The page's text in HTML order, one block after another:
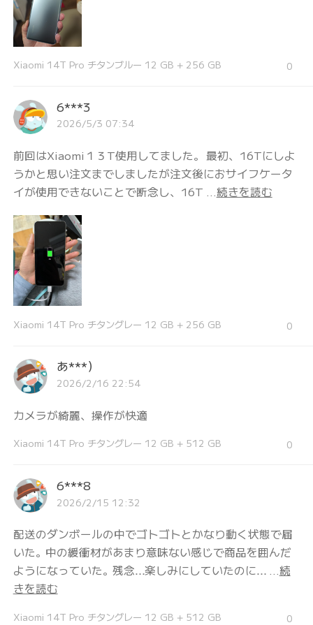
Xiaomi 14T Pro チタンブルー 12 GB + 256 GB 0
6***3
2026/5/3 07:34
前回はXiaomi１３T使用してました。 最初、16Tにしよ
うかと思い注文までしましたが注文後におサイフケータ
イが使用できないことで断念し、16T ... 続きを読む
Xiaomi 14T Pro チタングレー 12 GB + 256 GB 0
あ***）
2026/2/16 22:54
カメラが綺麗、操作が快適
Xiaomi 14T Pro チタングレー 12 GB + 512 GB 0
6***8
2026/2/15 12:32
配送のダンボールの中でゴトゴトとかなり動く状態で届
いた。中の緩衝材があまり意味ない感じで商品を囲んだ
ようになっていた。残念…楽しみにしていたのに… ... 続
きを読む
Xiaomi 14T Pro チタングレー 12 GB + 512 GB 0